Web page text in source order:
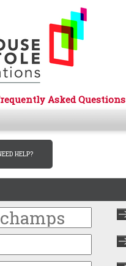
Asked Questions
HELP?